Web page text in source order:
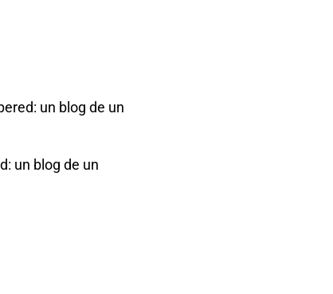
un blog de un
un blog de un